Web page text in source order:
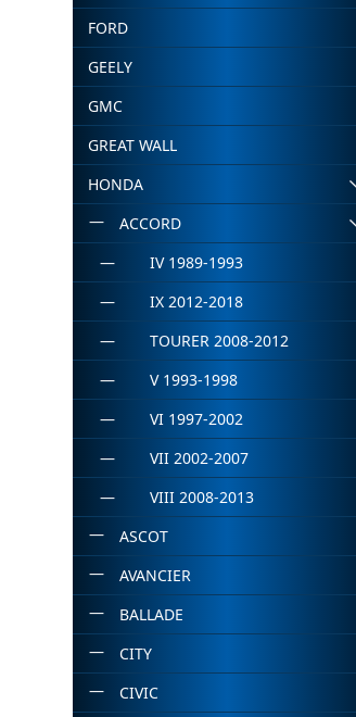
FORD
GEELY
GMC
GREAT WALL
HONDA
ACCORD
IV 1989-1993
IX 2012-2018
TOURER 2008-2012
V 1993-1998
VI 1997-2002
VII 2002-2007
VIII 2008-2013
ASCOT
AVANCIER
BALLADE
CITY
CIVIC